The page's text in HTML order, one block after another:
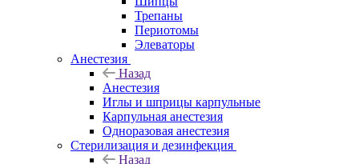
Трепаны
Периотомы
Элеваторы
Анестезия
Назад
Анестезия
Иглы и шприцы карпульные
Карпульная анестезия
Одноразовая анестезия
Стерилизация и дезинфекция
Назад